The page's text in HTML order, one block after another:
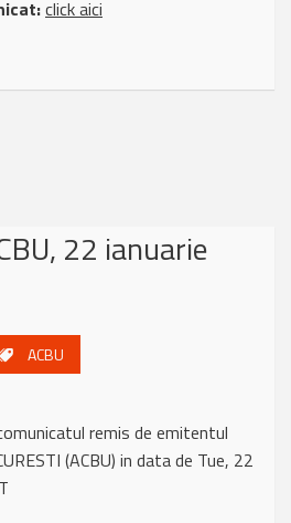
click aici
22 ianuarie
ACBU
remis de emitentul
(ACBU) in data de Tue, 22